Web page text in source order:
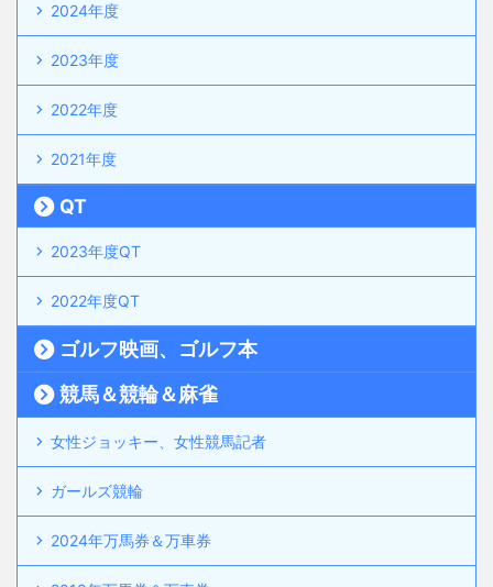
2024年度
2023年度
2022年度
2021年度
QT
2023年度QT
2022年度QT
ゴルフ映画、ゴルフ本
競馬＆競輪＆麻雀
女性ジョッキー、女性競馬記者
ガールズ競輪
2024年万馬券＆万車券